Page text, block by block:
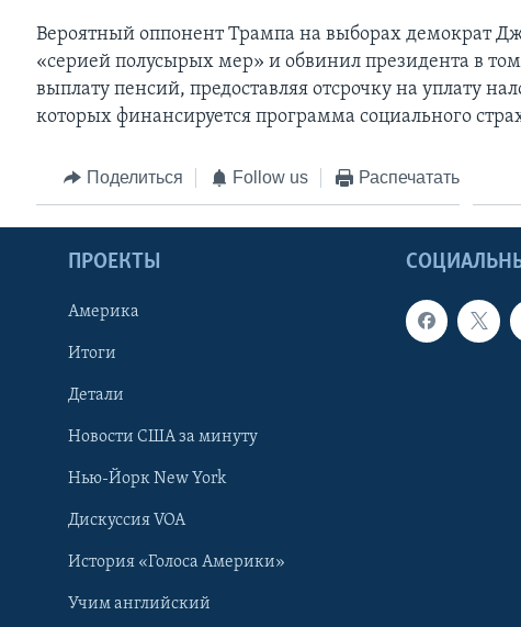
Вероятный оппонент Трампа на выборах демократ
«серией полусырых мер» и обвинил президента в
выплату пенсий, предоставляя отсрочку на уплату
которых финансируется программа социального
Поделиться Follow us Распечатать
ПРОЕКТЫ
Америка
Итоги
Детали
Новости США за минуту
Нью-Йорк New York
Дискуссия VOA
История «Голоса Америки»
Учим английский